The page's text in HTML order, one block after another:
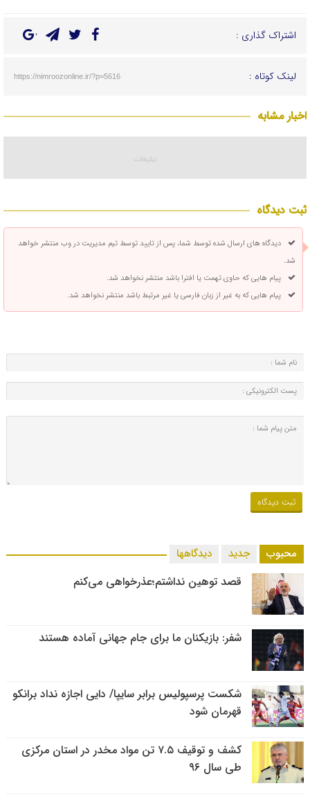
اشتراک گذاری :
لینک کوتاه : https://nimroozonline.ir/?p=5616
اخبار مشابه
ثبت دیدگاه
دیدگاه های ارسال شده توسط شما، پس از تایید توسط تیم مدیریت در وب منتشر خواهد
شد.
پیام هایی که حاوی تهمت یا افترا باشد منتشر نخواهد شد.
پیام هایی که به غیر از زبان فارسی یا غیر مرتبط باشد منتشر نخواهد شد.
محبوب جدید دیدگاهها
قصد توهین نداشتم؛عذرخواهی می‌کنم
شفر: بازیکنان ما برای جام جهانی آماده هستند
شکست پرسپولیس برابر سایپا/ دایی اجازه نداد برانکو
قهرمان شود
کشف و توقیف ۷.۵ تن مواد مخدر در استان مرکزی
طی سال ۹۶